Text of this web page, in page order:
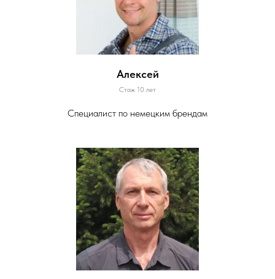
Алексей
Стаж 10 лет
Специалист по немецким брендам